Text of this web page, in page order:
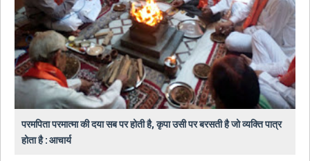
परमपिता परमात्मा की दया सब पर होती है, कृपा उसी पर बरसती है जो व्यक्ति पात्र
होता है : आचार्य